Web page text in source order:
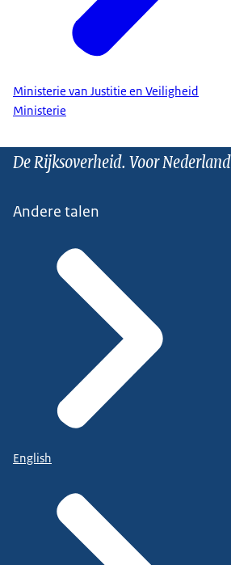
Ministerie van Justitie en Veiligheid
Ministerie
De Rijksoverheid. Voor Nederland
Andere talen
English